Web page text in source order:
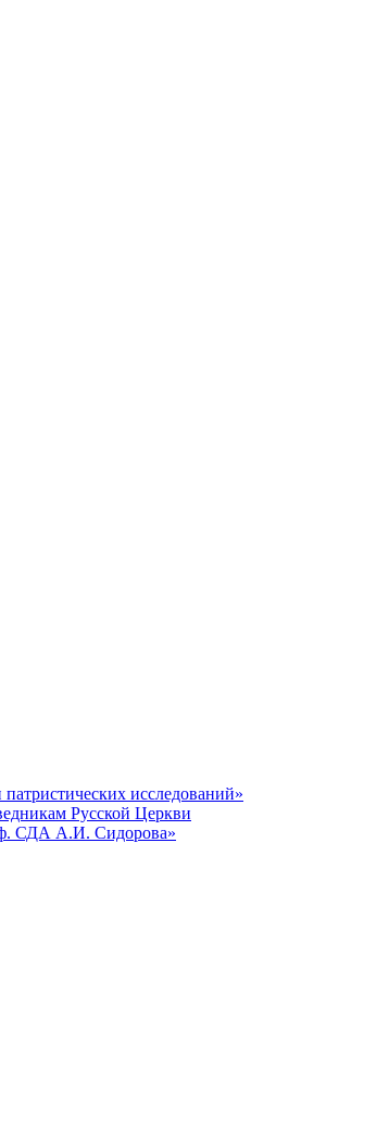
исследований»
Русской Церкви
СДА А.И. Сидорова»